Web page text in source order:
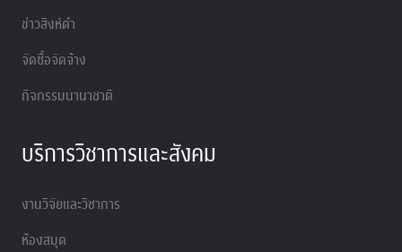
ข่าวสิงห์ดำ
จัดซื้อจัดจ้าง
กิจกรรมนานาชาติ
บริการวิชาการและสังคม
งานวิจัยและวิชาการ
ห้องสมุด